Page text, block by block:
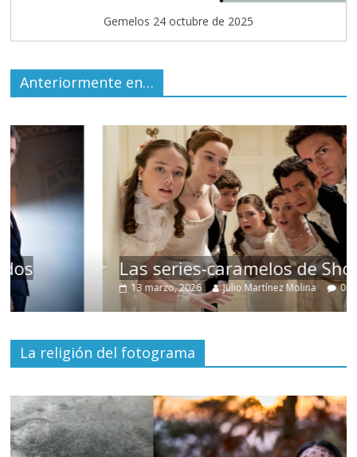
Gemelos 24 octubre de 2025
Anteriormente en…
Las series-caramelos de Shondaland
Julio Martínez Molina 0
La religión del fotograma